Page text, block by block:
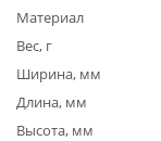
Материал
Вес, г
Ширина, мм
Длина, мм
Высота, мм